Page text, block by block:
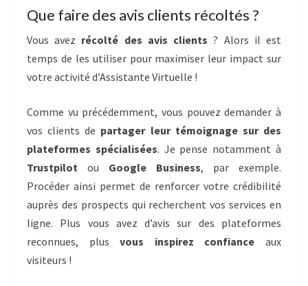
Que faire des avis clients récoltés ?
Vous avez récolté des avis clients ? Alors il est
temps de les utiliser pour maximiser leur impact sur
votre activité d’Assistante Virtuelle !
Comme vu précédemment, vous pouvez demander à
vos clients de partager leur témoignage sur des
plateformes spécialisées. Je pense notamment à
Trustpilot ou Google Business, par exemple.
Procéder ainsi permet de renforcer votre crédibilité
auprès des prospects qui recherchent vos services en
ligne. Plus vous avez d’avis sur des plateformes
reconnues, plusvous inspirez confiance aux
visiteurs !